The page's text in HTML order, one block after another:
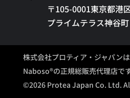
〒105-0001東京都港
プライムテラス神谷
株式会社プロティア・ジャパン
Naboso®の正規総販売代理店です
©2026 Protea Japan Co. Ltd.